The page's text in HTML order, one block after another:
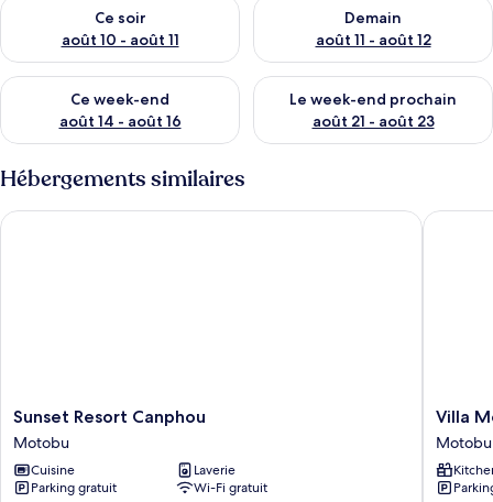
Ce soir
août 10 - août 11
Vérifier la disponibilité pour ce soir août 10 - août 11
Demain
août 11 - août 12
Vérifier la disponibilité pour
Ce week-end
août 14 - août 16
Vérifier la disponibilité pour ce week-end août 14 - août 16
Le week-end prochain
août 21 - août 23
Vérifier la disponibilité pour
Hébergements similaires
Sunset
Resort
Canphou
Motobu
Sunset Resort Canphou
Motobu
Cuisine
Laverie
Parking gratuit
Wi-Fi gratuit
Sunset Resort Canphou
Villa
Motobu
Hills
Motobu
Villa
Motobu
Villa